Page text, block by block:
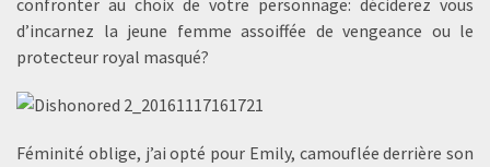
confronter au choix de votre personnage: déciderez vous
d’incarnez la jeune femme assoiffée de vengeance ou le
protecteur royal masqué?
Féminité oblige, j’ai opté pour Emily, camouflée derrière son